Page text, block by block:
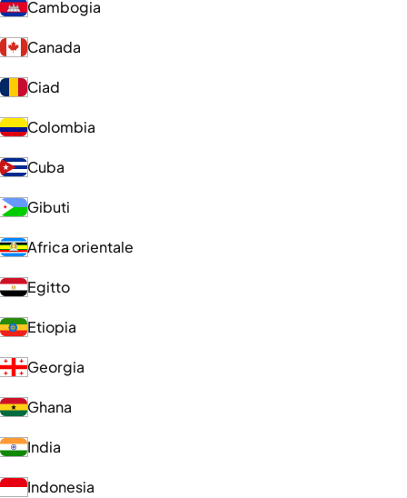
Cambogia
Canada
Ciad
Colombia
Cuba
Gibuti
Africa orientale
Egitto
Etiopia
Georgia
Ghana
India
Indonesia